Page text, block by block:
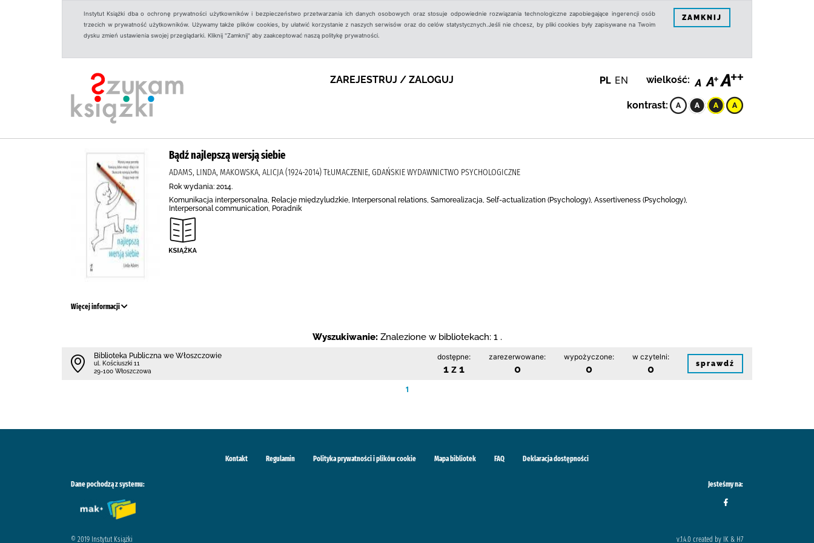
Instytut Książki dba o ochronę prywatności użytkowników i bezpieczeństwo przetwarzania ich danych osobowych oraz stosuje odpowiednie rozwiązania technologiczne zapobiegające ingerencji osób
trzecich w prywatność użytkowników. Używamy także plików cookies, by ułatwić korzystanie z naszych serwisów oraz do celów statystycznych.Jeśli nie chcesz, by pliki cookies były zapisywane na Twoim
dysku zmień ustawienia swojej przeglądarki. Kliknij "Zamknij" aby zaakceptować naszą politykę prywatności.
ZAMKNIJ
ZAREJESTRUJ / ZALOGUJ PL EN wielkość:
kontrast:
Bądź najlepszą wersją siebie
ADAMS, LINDA, MAKOWSKA, ALICJA (1924-2014) TŁUMACZENIE, GDAŃSKIE WYDAWNICTWO PSYCHOLOGICZNE
Rok wydania: 2014.
Komunikacja interpersonalna, Relacje międzyludzkie, Interpersonal relations, Samorealizacja, Self-actualization (Psychology), Assertiveness (Psychology),
Interpersonal communication, Poradnik
Więcej informacji
Wyszukiwanie: Znalezione w bibliotekach: 1 .
Biblioteka Publiczna we Włoszczowie
ul. Kościuszki 11
29-100 Włoszczowa
dostępne:
1 z 1
zarezerwowane:
0
wypożyczone:
0
w czytelni:
0 sprawdź
1
Kontakt Regulamin Polityka prywatności i plików cookie Mapa bibliotek FAQ Deklaracja dostępności
Dane pochodzą z systemu: Jesteśmy na:
© 2019 Instytut Książki v.1.4.0 created by IK & H7